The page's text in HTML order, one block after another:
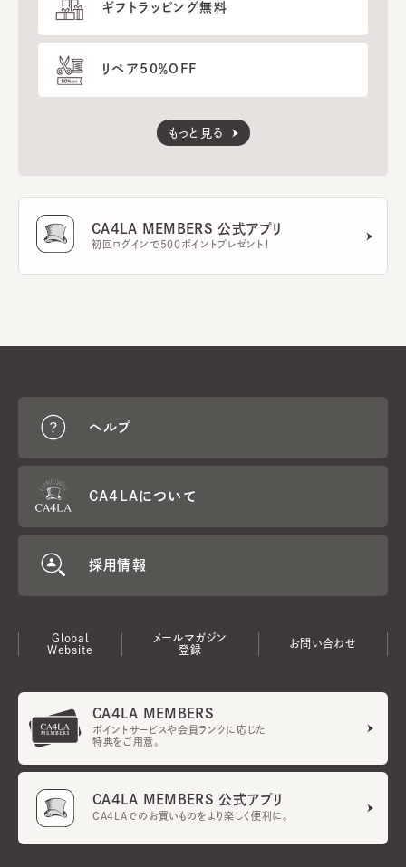
ギフトラッピング無料
リペア50％OFF
もっと見る
CA4LA MEMBERS 公式アプリ
初回ログインで500ポイントプレゼント！
ヘルプ
CA4LAについて
採用情報
Global
Website
メールマガジン
登録
お問い合わせ
CA4LA MEMBERS
ポイントサービスや会員ランクに応じた
特典をご用意。
CA4LA MEMBERS 公式アプリ
CA4LAでのお買いものをより楽しく便利に。